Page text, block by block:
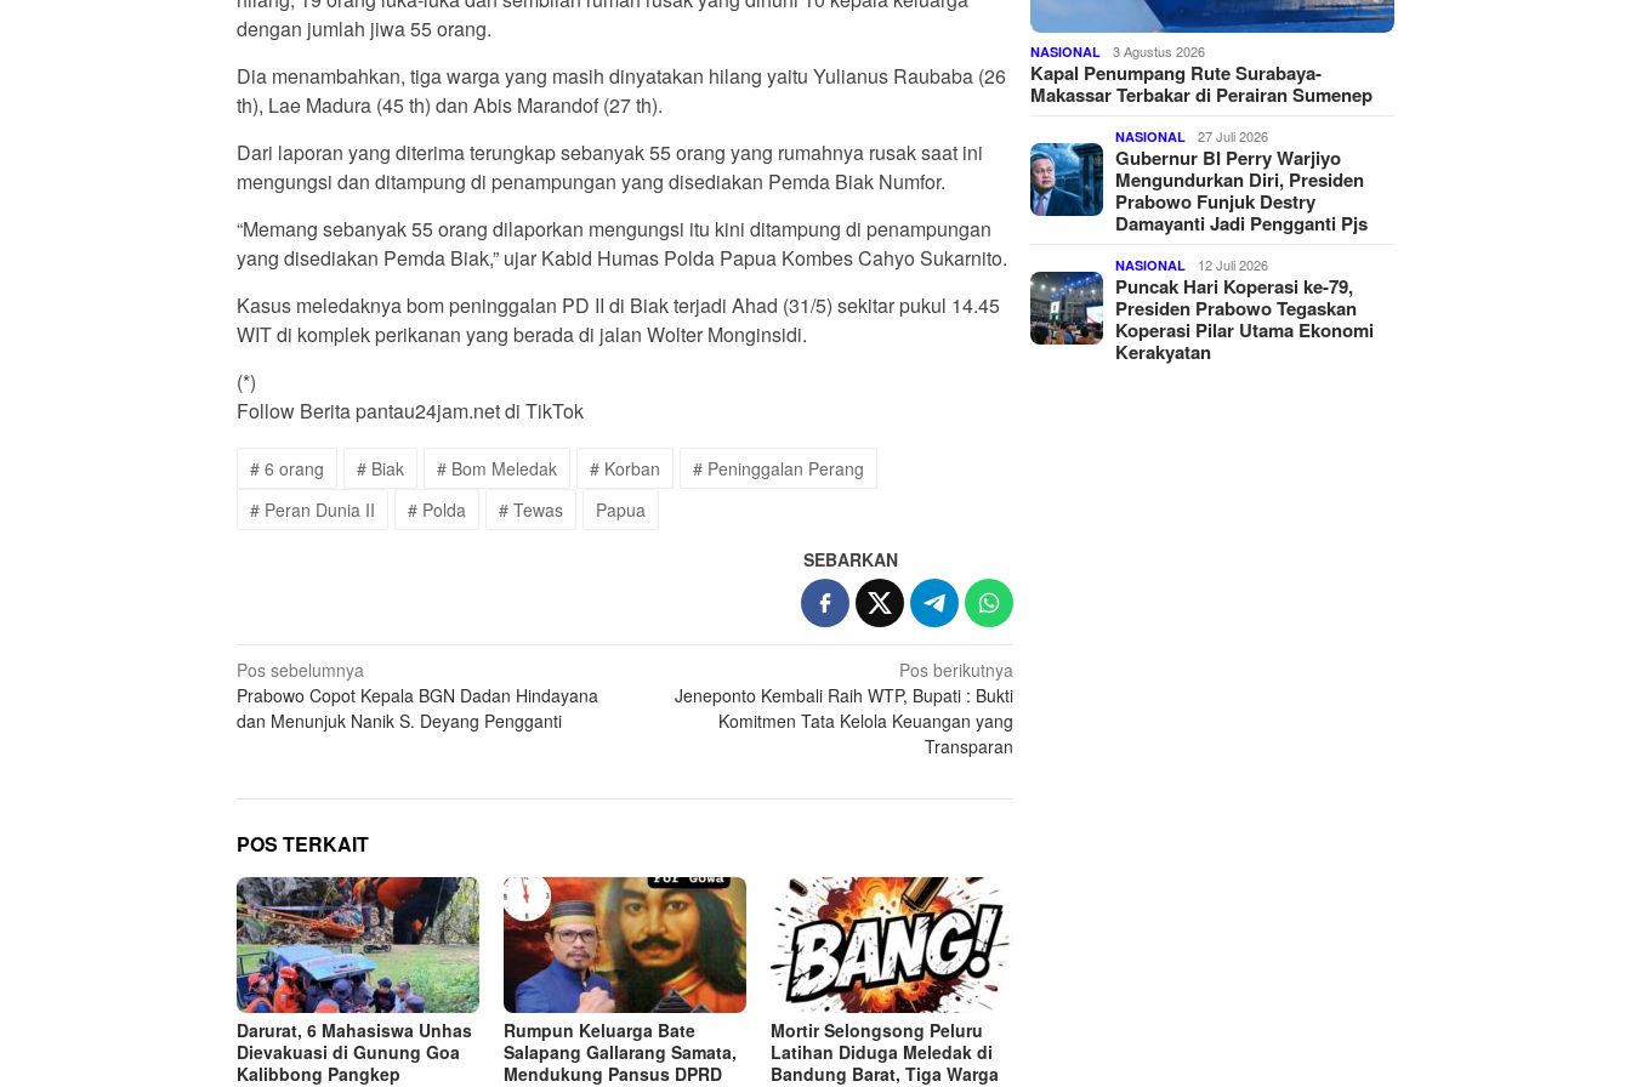
dengan jumlah jiwa 55 orang.
Dia menambahkan, tiga warga yang masih dinyatakan hilang yaitu Yulianus Raubaba (26
th), Lae Madura (45 th) dan Abis Marandof (27 th).
Dari laporan yang diterima terungkap sebanyak 55 orang yang rumahnya rusak saat ini
mengungsi dan ditampung di penampungan yang disediakan Pemda Biak Numfor.
“Memang sebanyak 55 orang dilaporkan mengungsi itu kini ditampung di penampungan
yang disediakan Pemda Biak,” ujar Kabid Humas Polda Papua Kombes Cahyo Sukarnito.
Kasus meledaknya bom peninggalan PD II di Biak terjadi Ahad (31/5) sekitar pukul 14.45
WIT di komplek perikanan yang berada di jalan Wolter Monginsidi.
(*)
Follow Berita pantau24jam.net di TikTok
# 6 orang # Biak # Bom Meledak # Korban
# Peninggalan Perang
# Peran Dunia II
# Polda # Tewas Papua
SEBARKAN
Navigasi
pos
Pos sebelumnya
Prabowo Copot Kepala BGN Dadan Hindayana
dan Menunjuk Nanik S. Deyang Pengganti
Pos berikutnya
Jeneponto Kembali Raih WTP, Bupati : Bukti
Komitmen Tata Kelola Keuangan yang
Transparan
POS TERKAIT
Darurat, 6 Mahasiswa Unhas
Dievakuasi di Gunung Goa
Kalibbong Pangkep
Rumpun Keluarga Bate
Salapang Gallarang Samata,
Mendukung Pansus DPRD
Mortir Selongsong Peluru
Latihan Diduga Meledak di
Bandung Barat, Tiga Warga
NASIONAL 3 Agustus 2026
Kapal Penumpang Rute Surabaya-
Makassar Terbakar di Perairan Sumenep
NASIONAL 27 Juli 2026
Gubernur BI Perry Warjiyo
Mengundurkan Diri, Presiden
Prabowo Funjuk Destry
Damayanti Jadi Pengganti Pjs
NASIONAL 12 Juli 2026
Puncak Hari Koperasi ke-79,
Presiden Prabowo Tegaskan
Koperasi Pilar Utama Ekonomi
Kerakyatan